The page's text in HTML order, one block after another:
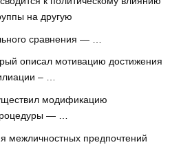
на другую
сравнения — …
описал мотивацию достижения
– …
модификацию
— …
межличностных предпочтений